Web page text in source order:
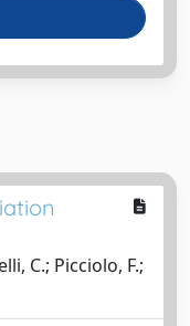
C.; Picciolo, F.;